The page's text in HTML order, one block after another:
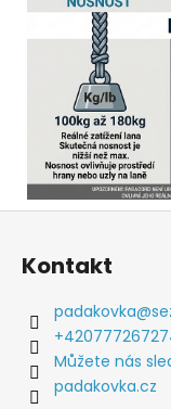
Z
Kontakt
padakovka@
Můžete nás
padakovka.cz